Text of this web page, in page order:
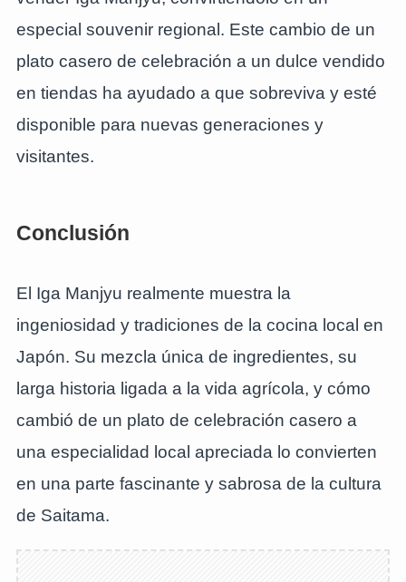
especial souvenir regional. Este cambio de un
plato casero de celebración a un dulce vendido
en tiendas ha ayudado a que sobreviva y esté
disponible para nuevas generaciones y
visitantes.
Conclusión
El Iga Manjyu realmente muestra la
ingeniosidad y tradiciones de la cocina local en
Japón. Su mezcla única de ingredientes, su
larga historia ligada a la vida agrícola, y cómo
cambió de un plato de celebración casero a
una especialidad local apreciada lo convierten
en una parte fascinante y sabrosa de la cultura
de Saitama.